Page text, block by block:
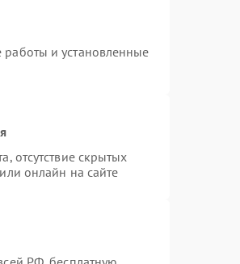
и установленные
отсутствие скрытых
онлайн на сайте